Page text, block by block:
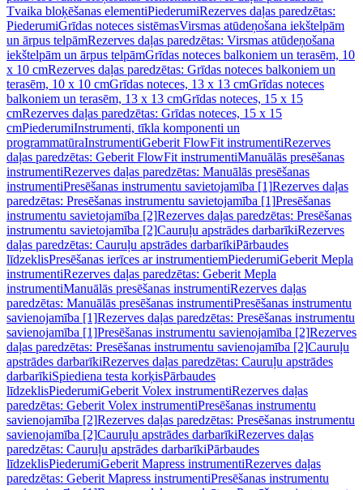
Tvaika bloķēšanas elementiPiederumiRezerves daļas paredzētas:
PiederumiGrīdas noteces sistēmasVirsmas atūdeņošana iekštelpām
un ārpus telpāmRezerves daļas paredzētas: Virsmas atūdeņošana
iekštelpām un ārpus telpāmGrīdas noteces balkoniem un terasēm, 10
x 10 cmRezerves daļas paredzētas: Grīdas noteces balkoniem un
terasēm, 10 x 10 cmGrīdas noteces, 13 x 13 cmGrīdas noteces
balkoniem un terasēm, 13 x 13 cmGrīdas noteces, 15 x 15
cmRezerves daļas paredzētas: Grīdas noteces, 15 x 15
cmPiederumiInstrumenti, tīkla komponenti un
programmatūraInstrumentiGeberit FlowFit instrumentiRezerves
daļas paredzētas: Geberit FlowFit instrumentiManuālās presēšanas
instrumentiRezerves daļas paredzētas: Manuālās presēšanas
instrumentiPresēšanas instrumentu savietojamība [1]Rezerves daļas
paredzētas: Presēšanas instrumentu savietojamība [1]Presēšanas
instrumentu savietojamība [2]Rezerves daļas paredzētas: Presēšanas
instrumentu savietojamība [2]Cauruļu apstrādes darbarīkiRezerves
daļas paredzētas: Cauruļu apstrādes darbarīkiPārbaudes
līdzeklisPresēšanas ierīces ar instrumentiemPiederumiGeberit Mepla
instrumentiRezerves daļas paredzētas: Geberit Mepla
instrumentiManuālās presēšanas instrumentiRezerves daļas
paredzētas: Manuālās presēšanas instrumentiPresēšanas instrumentu
savienojamība [1]Rezerves daļas paredzētas: Presēšanas instrumentu
savienojamība [1]Presēšanas instrumentu savienojamība [2]Rezerves
daļas paredzētas: Presēšanas instrumentu savienojamība [2]Cauruļu
apstrādes darbarīkiRezerves daļas paredzētas: Cauruļu apstrādes
darbarīkiSpiediena testa korķisPārbaudes
līdzeklisPiederumiGeberit Volex instrumentiRezerves daļas
paredzētas: Geberit Volex instrumentiPresēšanas instrumentu
savienojamība [2]Rezerves daļas paredzētas: Presēšanas instrumentu
savienojamība [2]Cauruļu apstrādes darbarīkiRezerves daļas
paredzētas: Cauruļu apstrādes darbarīkiPārbaudes
līdzeklisPiederumiGeberit Mapress instrumentiRezerves daļas
paredzētas: Geberit Mapress instrumentiPresēšanas instrumentu